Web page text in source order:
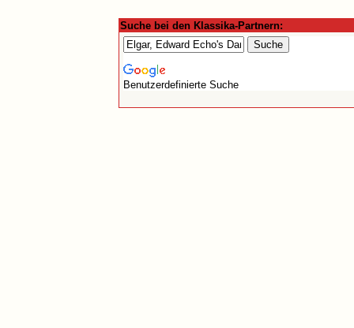
Suche bei den Klassika-Partnern:
Benutzerdefinierte Suche